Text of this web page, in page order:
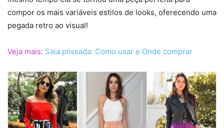
compor os mais variáveis estilos de looks, oferecendo uma
pegada retro ao visual!
Veja mais: Saia plissada: Como usar e Onde comprar